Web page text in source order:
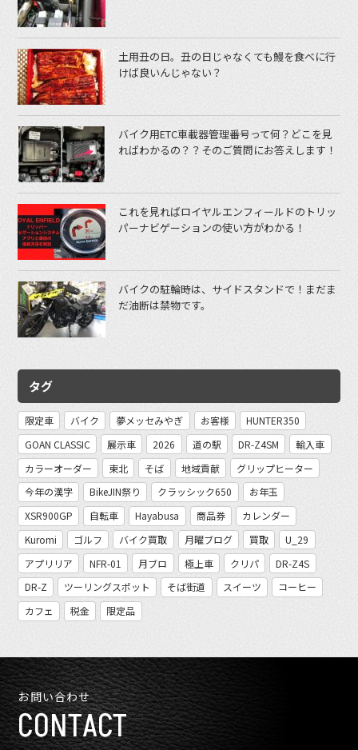
土用丑の日。丑の日じゃなくても鰻を食べに行
けば良いんじゃない？
バイク用ETC車載器管理番号って何？どこを見
ればわかるの？？そのご質問にお答えします！
これを見ればロイヤルエンフィールドのトリッ
パーナビゲーションの使い方がわかる！
バイクの駐輪時は、サイドスタンドで！まだま
だ油断は禁物です。
タグ
限定車 バイク 夢メッセみやぎ お客様
HUNTER350
GOAN CLASSIC
展示車 2026 道の駅 DR-Z4SM
輸入車
カラーオーダー
東北 そば 地域貢献
グリップヒーター
今年の漢字
BikeJIN祭り クラッシック650
お年玉
XSR900GP
自転車 Hayabusa 商品券
カレンダー
Kuromi
ゴルフ バイク買取 月曜ブログ 買取
U_29
アプリリア
NFR-01 月ブロ 極上車 クリパ
DR-Z4S
DR-Z
ツーリングスポット そば街道 スイーツ
コーヒー
カフェ
税金 限定品
お問い合わせ
CONTACT